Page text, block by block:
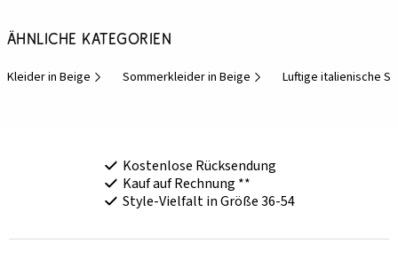
Ähnliche Kategorien
Kleider in Beige Sommerkleider in Beige Luftige italienische
Kostenlose Rücksendung
Kauf auf Rechnung **
Style-Vielfalt in Größe 36-54